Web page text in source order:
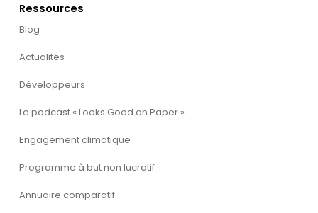
Ressources
Blog
Actualités
Développeurs
Le podcast « Looks Good on Paper »
Engagement climatique
Programme à but non lucratif
Annuaire comparatif